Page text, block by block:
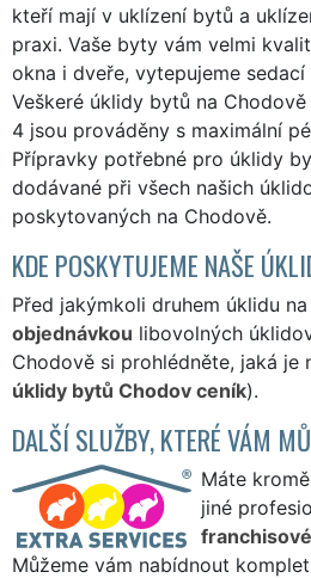
kteří mají v uklízení bytů a
praxi. Vaše byty vám velmi
okna i dveře, vytepujeme
Veškeré úklidy bytů na
4 jsou prováděny s maximální
Přípravky potřebné pro úklidy
dodávané při všech našich
poskytovaných na Chodově.
KDE POSKYTUJEME NAŠE
Před jakýmkoli druhem úklidu
objednávkou libovolných
Chodově si prohlédněte, jaká je
úklidy bytů Chodov ceník).
DALŠÍ SLUŽBY, KTERÉ VÁM
Máte
jiné
Můžeme vám nabídnout